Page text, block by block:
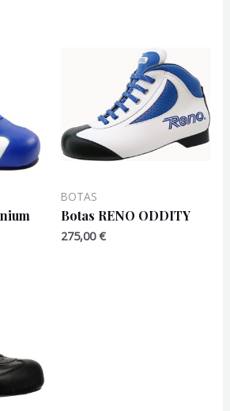
BOTAS
Botas RENO ODDITY
275,00€